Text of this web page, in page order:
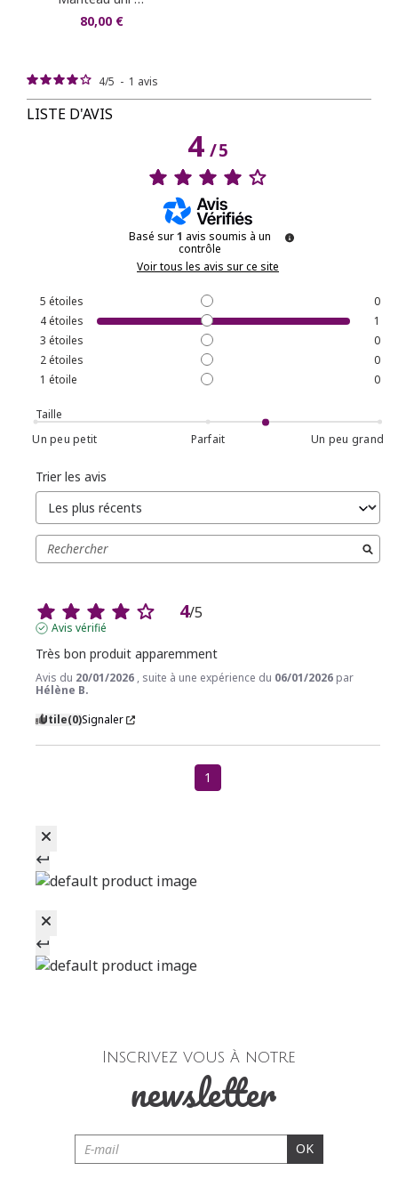
80,00 €
4/5 - 1 avis
LISTE D'AVIS
4/5
Basé sur1 avis soumis à un
contrôle
Voir tous les avis sur ce site
5 étoiles
0
4étoiles
1
3 étoiles
0
2étoiles
0
1 étoile 0
Taille
Un peu petit
Parfait Un peu grand
Trier les avis
4/5
Avis vérifié
Très bon produit apparemment
Avis du 20/01/2026 , suite à une expérience du 06/01/2026 par
Hélène B.
Utile(0)Signaler
1
Inscrivez vous à notre
newsletter
OK